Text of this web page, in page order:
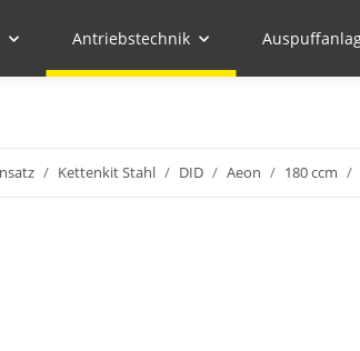
Antriebstechnik
Kettenkit Stahl DID Aeon 180 ccm